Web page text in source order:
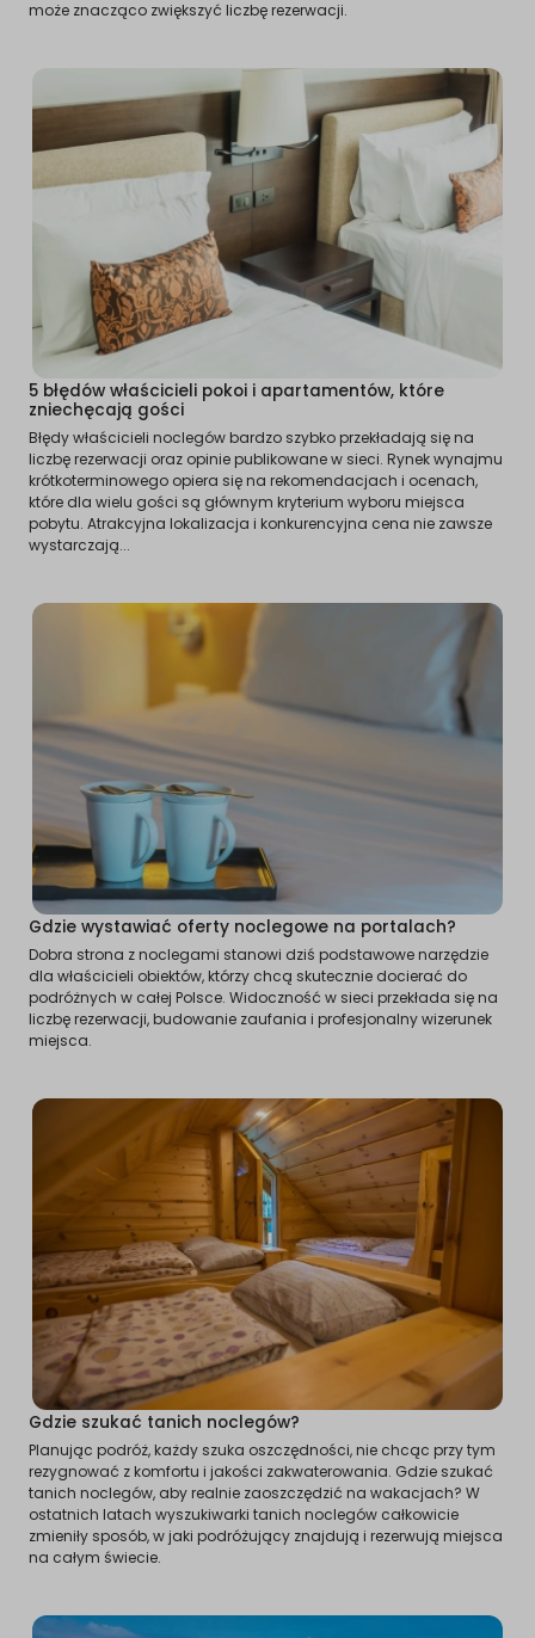
może znacząco zwiększyć liczbę rezerwacji.
5 błędów właścicieli pokoi i apartamentów, które
zniechęcają gości
Błędy właścicieli noclegów bardzo szybko przekładają się na
liczbę rezerwacji oraz opinie publikowane w sieci. Rynek wynajmu
krótkoterminowego opiera się na rekomendacjach i ocenach,
które dla wielu gości są głównym kryterium wyboru miejsca
pobytu. Atrakcyjna lokalizacja i konkurencyjna cena nie zawsze
wystarczają...
Gdzie wystawiać oferty noclegowe na portalach?
Dobra strona z noclegami stanowi dziś podstawowe narzędzie
dla właścicieli obiektów, którzy chcą skutecznie docierać do
podróżnych w całej Polsce. Widoczność w sieci przekłada się na
liczbę rezerwacji, budowanie zaufania i profesjonalny wizerunek
miejsca.
Gdzie szukać tanich noclegów?
Planując podróż, każdy szuka oszczędności, nie chcąc przy tym
rezygnować z komfortu i jakości zakwaterowania. Gdzie szukać
tanich noclegów, aby realnie zaoszczędzić na wakacjach? W
ostatnich latach wyszukiwarki tanich noclegów całkowicie
zmieniły sposób, w jaki podróżujący znajdują i rezerwują miejsca
na całym świecie.